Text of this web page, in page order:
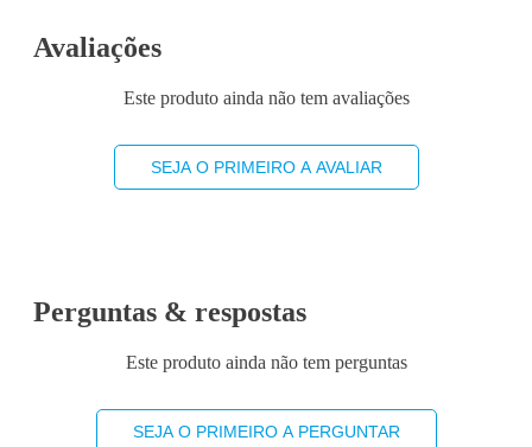
Avaliações
Este produto ainda não tem avaliações
SEJA O PRIMEIRO A AVALIAR
Perguntas & respostas
Este produto ainda não tem perguntas
SEJA O PRIMEIRO A PERGUNTAR